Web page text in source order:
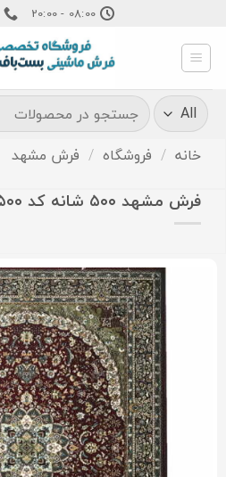
content
08:00 - 20:00
جستجو
برای:
خانه / فروشگاه / فرش مشهد
فرش مشهد ۵۰۰ شانه کد ۵۰۰ لاکی